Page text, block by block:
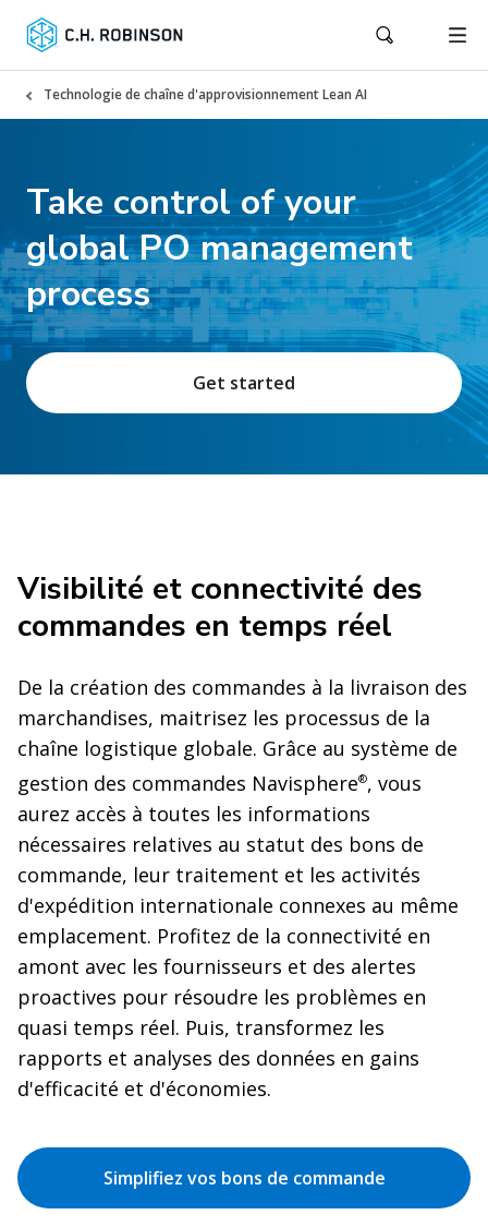
Technologie de chaîne d'approvisionnement Lean AI
Take control of your
global PO management
process
Get started
Visibilité et connectivité des
commandes en temps réel
De la création des commandes à la livraison des
marchandises, maitrisez les processus de la
chaîne logistique globale. Grâce au système de
gestion des commandes Navisphere®, vous
aurez accès à toutes les informations
nécessaires relatives au statut des bons de
commande, leur traitement et les activités
d'expédition internationale connexes au même
emplacement. Profitez de la connectivité en
amont avec les fournisseurs et des alertes
proactives pour résoudre les problèmes en
quasi temps réel. Puis, transformez les
rapports et analyses des données en gains
d'efficacité et d'économies.
Simplifiez vos bons de commande